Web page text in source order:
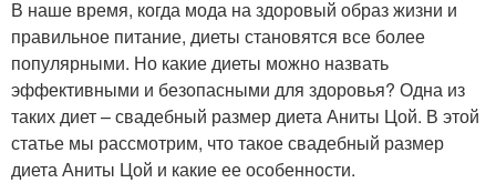
В наше время, когда мода на здоровый образ жизни и
правильное питание, диеты становятся все более
популярными. Но какие диеты можно назвать
эффективными и безопасными для здоровья? Одна из
таких диет – свадебный размер диета Аниты Цой. В этой
статье мы рассмотрим, что такое свадебный размер
диета Аниты Цой и какие ее особенности.